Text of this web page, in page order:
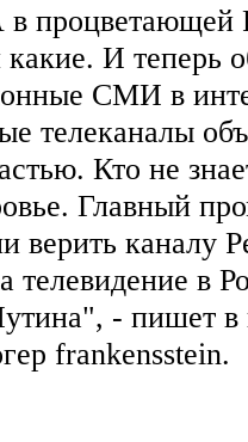
процветающей
И теперь
СМИ в
телеканалы
Кто не
Главный
верить каналу
телевидение в
- пишет в
frankensstein.